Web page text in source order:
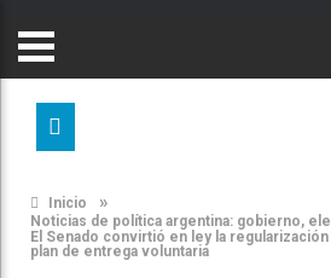
Inicio »
Noticias de política argentina: gobierno,
El Senado convirtió en ley la
plan de entrega voluntaria